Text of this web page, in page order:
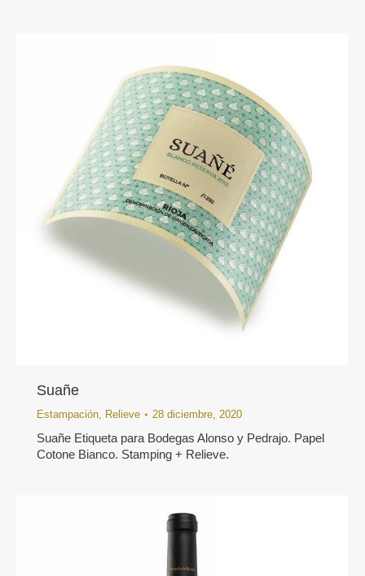
Suañe
Estampación, Relieve 28 diciembre, 2020
Suañe Etiqueta para Bodegas Alonso y Pedrajo. Papel
Cotone Bianco. Stamping + Relieve.